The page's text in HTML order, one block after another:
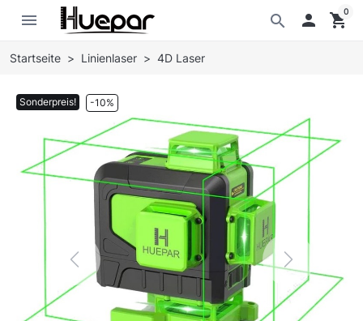
menu search  shopping_cart
0
Startseite Linienlaser 4D Laser
Sonderpreis! -10%
Previous Next